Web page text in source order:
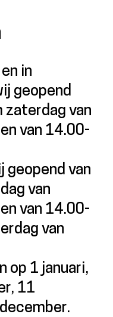
in
geopend
zaterdag van
van 14.00-
geopend van
van
van 14.00-
van
op 1 januari,
11